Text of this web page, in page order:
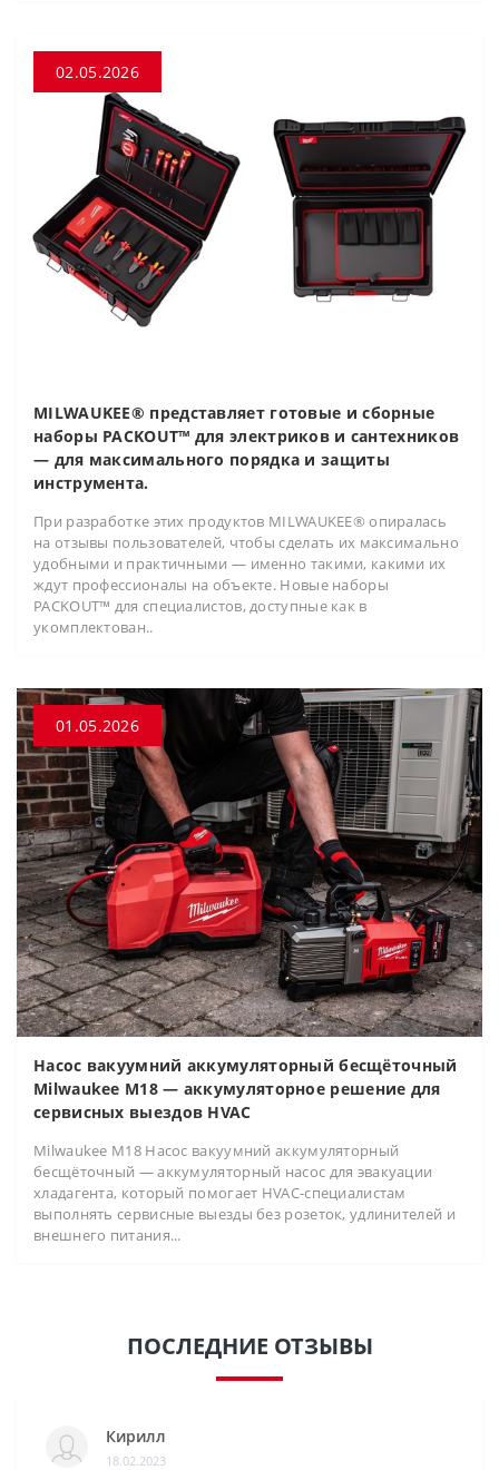
02.05.2026
MILWAUKEE® представляет готовые и сборные
наборы PACKOUT™ для электриков и сантехников
— для максимального порядка и защиты
инструмента.
При разработке этих продуктов MILWAUKEE® опиралась
на отзывы пользователей, чтобы сделать их максимально
удобными и практичными — именно такими, какими их
ждут профессионалы на объекте. Новые наборы
PACKOUT™ для специалистов, доступные как в
укомплектован..
01.05.2026
Насос вакуумний аккумуляторный бесщёточный
Milwaukee M18 — аккумуляторное решение для
сервисных выездов HVAC
Milwaukee M18 Насос вакуумний аккумуляторный
бесщёточный — аккумуляторный насос для эвакуации
хладагента, который помогает HVAC-специалистам
выполнять сервисные выезды без розеток, удлинителей и
внешнего питания...
ПОСЛЕДНИЕ ОТЗЫВЫ
Кирилл
18.02.2023